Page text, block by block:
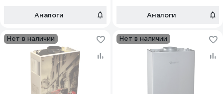
Аналоги Аналоги
Нет в наличии Нет в наличии